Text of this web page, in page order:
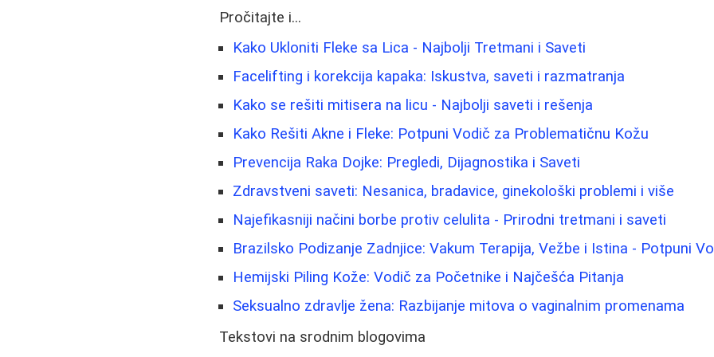
Pročitajte i...
Kako Ukloniti Fleke sa Lica - Najbolji Tretmani i Saveti
Facelifting i korekcija kapaka: Iskustva, saveti i razmatranja
Kako se rešiti mitisera na licu - Najbolji saveti i rešenja
Kako Rešiti Akne i Fleke: Potpuni Vodič za Problematičnu Kožu
Prevencija Raka Dojke: Pregledi, Dijagnostika i Saveti
Zdravstveni saveti: Nesanica, bradavice, ginekološki problemi i više
Najefikasniji načini borbe protiv celulita - Prirodni tretmani i saveti
Brazilsko Podizanje Zadnjice: Vakum Terapija, Vežbe i Istina - Potpuni
Hemijski Piling Kože: Vodič za Početnike i Najčešća Pitanja
Seksualno zdravlje žena: Razbijanje mitova o vaginalnim promenama
Tekstovi na srodnim blogovima